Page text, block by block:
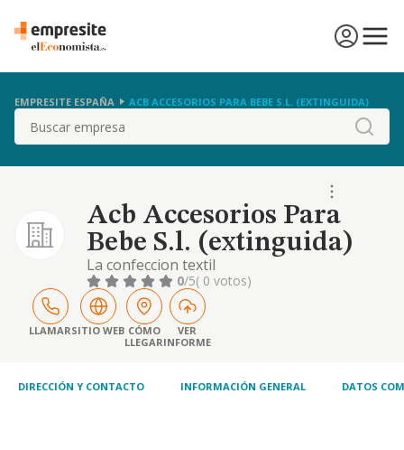
EMPRESITE ESPAÑA ACB ACCESORIOS PARA BEBE S.L. (EXTINGUIDA)
Buscar
Acb Accesorios Para
Bebe S.l. (extinguida)
La confeccion textil
0/5( 0 votos)
LLAMARSITIO WEB CÓMO
LLEGAR
VER
INFORME
DIRECCIÓN Y CONTACTO INFORMACIÓN GENERAL DATOS